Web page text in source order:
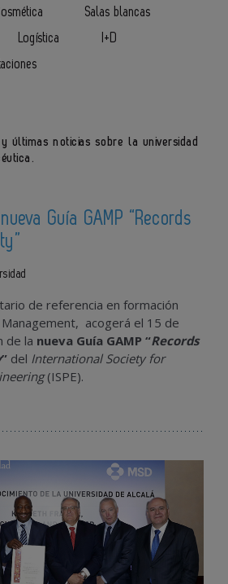
Salas blancas
Logística
I+D
y últimas noticias sobre la universidad
Guía GAMP “Records
de referencia en formación
acogerá el 15 de
de la nueva Guía GAMP “Records
” del International Society for
(ISPE).